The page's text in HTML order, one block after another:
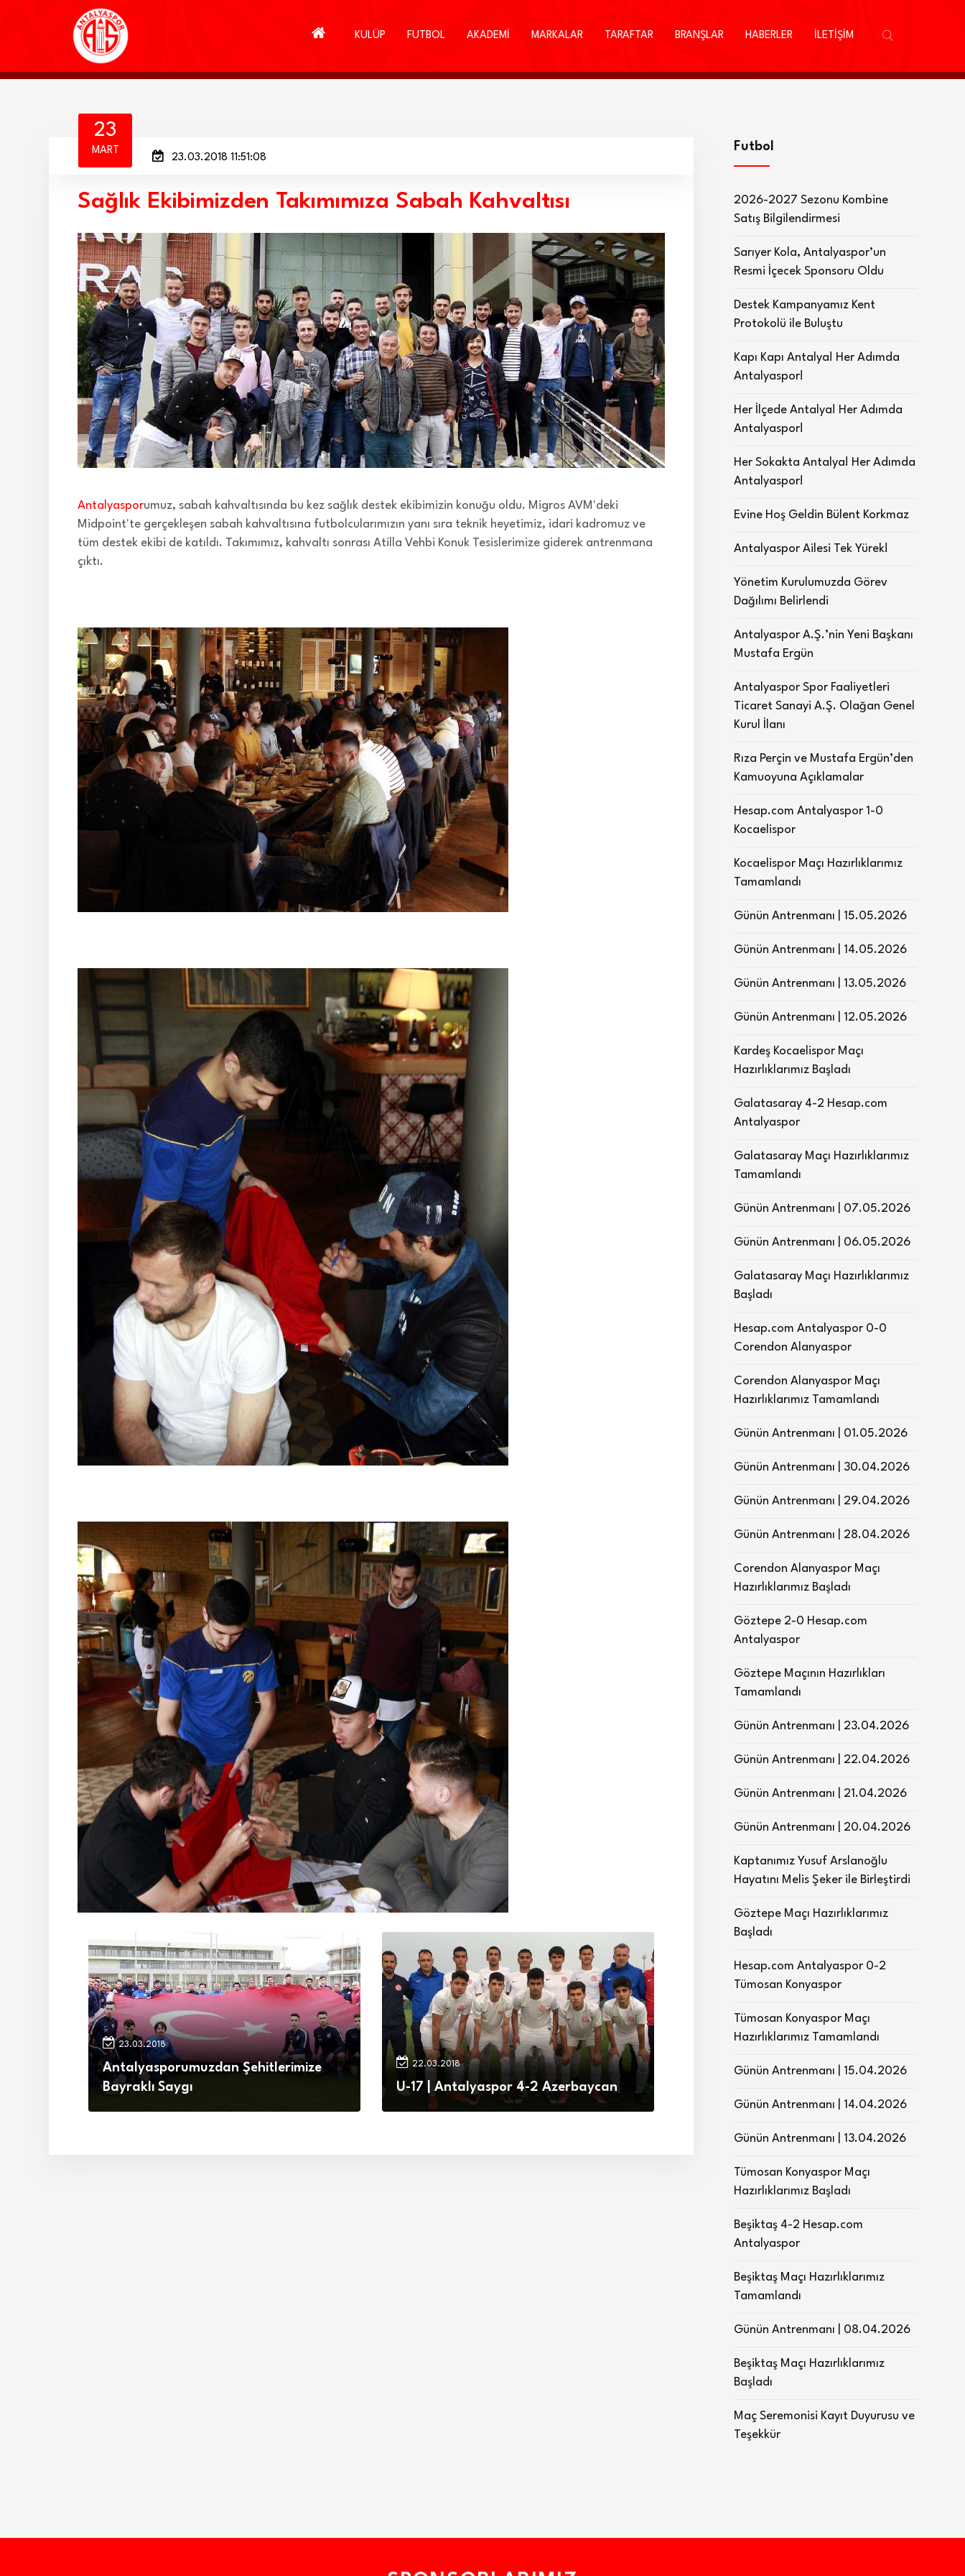
KULÜP FUTBOL AKADEMİ MARKALAR TARAFTAR BRANŞLAR HABERLER İLETİŞİM
23
MART
23.03.2018 11:51:08
Sağlık Ekibimizden Takımımıza Sabah Kahvaltısı
Antalyasporumuz, sabah kahvaltısında bu kez sağlık destek ekibimizin konuğu oldu. Migros AVM'deki
Midpoint'te gerçekleşen sabah kahvaltısına futbolcularımızın yanı sıra teknik heyetimiz, idari kadromuz ve
tüm destek ekibi de katıldı. Takımımız, kahvaltı sonrası Atilla Vehbi Konuk Tesislerimize giderek antrenmana
çıktı.
23.03.2018
Antalyasporumuzdan Şehitlerimize
Bayraklı Saygı
22.03.2018
U-17 | Antalyaspor 4-2 Azerbaycan
Futbol
2026-2027 Sezonu Kombine
Satış Bilgilendirmesi
Sarıyer Kola, Antalyaspor’un
Resmi İçecek Sponsoru Oldu
Destek Kampanyamız Kent
Protokolü ile Buluştu
Kapı Kapı Antalya! Her Adımda
Antalyaspor!
Her İlçede Antalya! Her Adımda
Antalyaspor!
Her Sokakta Antalya! Her Adımda
Antalyaspor!
Evine Hoş Geldin Bülent Korkmaz
Antalyaspor Ailesi Tek Yürek!
Yönetim Kurulumuzda Görev
Dağılımı Belirlendi
Antalyaspor A.Ş.’nin Yeni Başkanı
Mustafa Ergün
Antalyaspor Spor Faaliyetleri
Ticaret Sanayi A.Ş. Olağan Genel
Kurul İlanı
Rıza Perçin ve Mustafa Ergün’den
Kamuoyuna Açıklamalar
Hesap.com Antalyaspor 1-0
Kocaelispor
Kocaelispor Maçı Hazırlıklarımız
Tamamlandı
Günün Antrenmanı | 15.05.2026
Günün Antrenmanı | 14.05.2026
Günün Antrenmanı | 13.05.2026
Günün Antrenmanı | 12.05.2026
Kardeş Kocaelispor Maçı
Hazırlıklarımız Başladı
Galatasaray 4-2 Hesap.com
Antalyaspor
Galatasaray Maçı Hazırlıklarımız
Tamamlandı
Günün Antrenmanı | 07.05.2026
Günün Antrenmanı | 06.05.2026
Galatasaray Maçı Hazırlıklarımız
Başladı
Hesap.com Antalyaspor 0-0
Corendon Alanyaspor
Corendon Alanyaspor Maçı
Hazırlıklarımız Tamamlandı
Günün Antrenmanı | 01.05.2026
Günün Antrenmanı | 30.04.2026
Günün Antrenmanı | 29.04.2026
Günün Antrenmanı | 28.04.2026
Corendon Alanyaspor Maçı
Hazırlıklarımız Başladı
Göztepe 2-0 Hesap.com
Antalyaspor
Göztepe Maçının Hazırlıkları
Tamamlandı
Günün Antrenmanı | 23.04.2026
Günün Antrenmanı | 22.04.2026
Günün Antrenmanı | 21.04.2026
Günün Antrenmanı | 20.04.2026
Kaptanımız Yusuf Arslanoğlu
Hayatını Melis Şeker ile Birleştirdi
Göztepe Maçı Hazırlıklarımız
Başladı
Hesap.com Antalyaspor 0-2
Tümosan Konyaspor
Tümosan Konyaspor Maçı
Hazırlıklarımız Tamamlandı
Günün Antrenmanı | 15.04.2026
Günün Antrenmanı | 14.04.2026
Günün Antrenmanı | 13.04.2026
Tümosan Konyaspor Maçı
Hazırlıklarımız Başladı
Beşiktaş 4-2 Hesap.com
Antalyaspor
Beşiktaş Maçı Hazırlıklarımız
Tamamlandı
Günün Antrenmanı | 08.04.2026
Beşiktaş Maçı Hazırlıklarımız
Başladı
Maç Seremonisi Kayıt Duyurusu ve
Teşekkür